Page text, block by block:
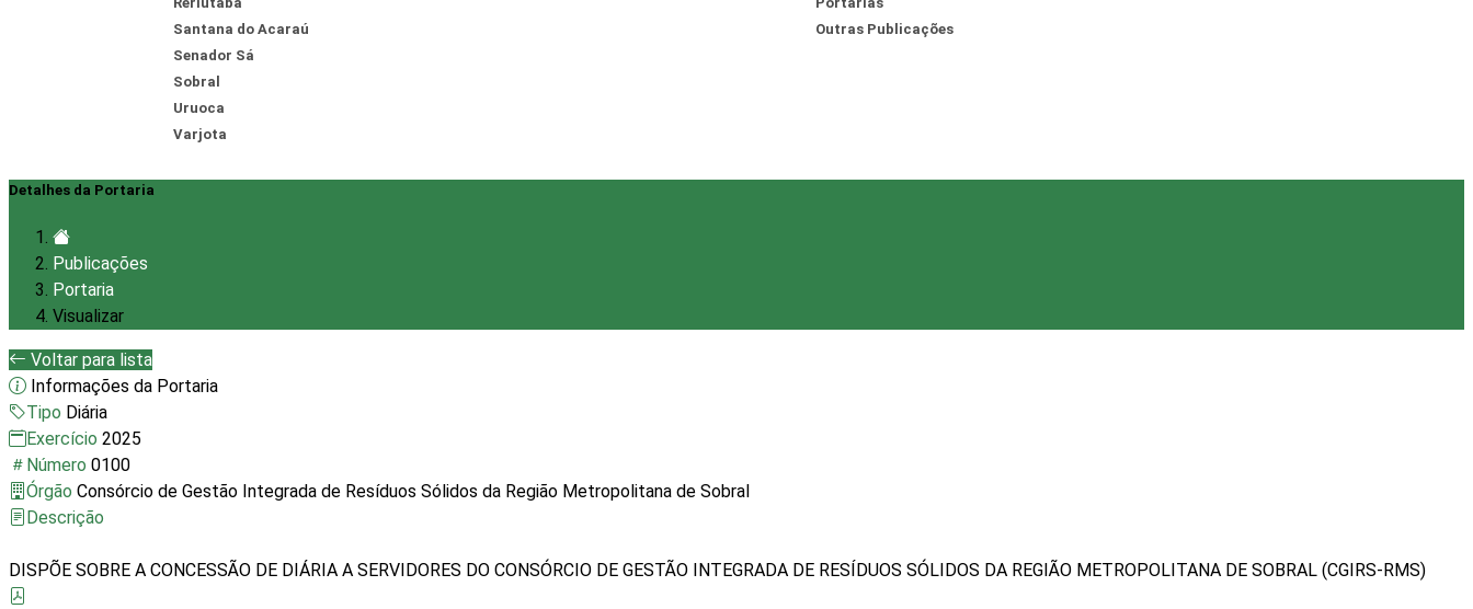
Santana do Acaraú
Senador Sá
Sobral
Uruoca
Varjota
Outras Publicações
Detalhes da Portaria
Publicações
Portaria
Visualizar
Voltar para lista
Informações da Portaria
Tipo Diária
Exercício 2025
Número 0100
Órgão Consórcio de Gestão Integrada de Resíduos Sólidos da Região Metropolitana de Sobral
Descrição